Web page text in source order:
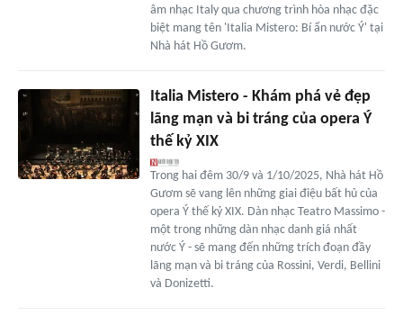
âm nhạc Italy qua chương trình hòa nhạc đặc
biệt mang tên 'Italia Mistero: Bí ẩn nước Ý' tại
Nhà hát Hồ Gươm.
Italia Mistero - Khám phá vẻ đẹp
lãng mạn và bi tráng của opera Ý
thế kỷ XIX
Trong hai đêm 30/9 và 1/10/2025, Nhà hát Hồ
Gươm sẽ vang lên những giai điệu bất hủ của
opera Ý thế kỷ XIX. Dàn nhạc Teatro Massimo -
một trong những dàn nhạc danh giá nhất
nước Ý - sẽ mang đến những trích đoạn đầy
lãng mạn và bi tráng của Rossini, Verdi, Bellini
và Donizetti.